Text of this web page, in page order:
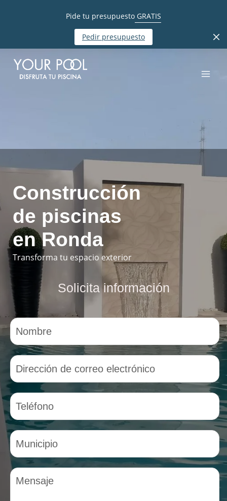
Pide tu presupuesto GRATIS
Pedir presupuesto
Construcción
de piscinas
en Ronda
Transforma tu espacio exterior
Solicita información